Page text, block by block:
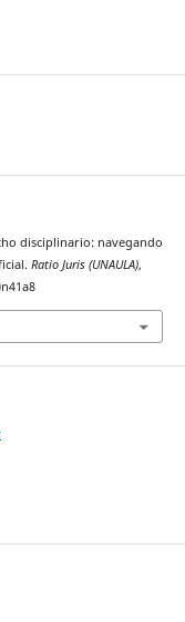
disciplinario: navegando
Ratio Juris (UNAULA),